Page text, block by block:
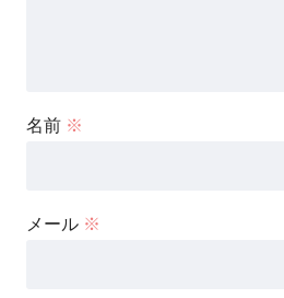
名前 ※
メール ※